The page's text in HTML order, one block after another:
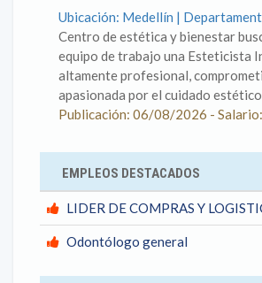
Ubicación: Medellín |
Centro de estética y bienestar
equipo de trabajo una Esteticista
altamente profesional,
apasionada por el cuidado estético
Publicación: 06/08/2026 -
EMPLEOS DESTACADOS
LIDER DE COMPRAS Y
Odontólogo general